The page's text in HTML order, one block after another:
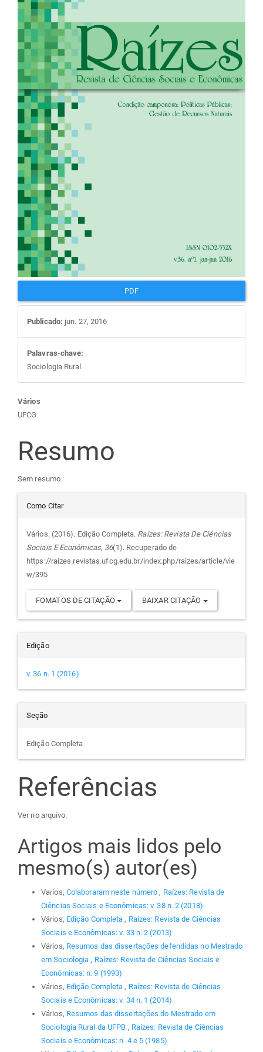
de
artigos
PDF
Publicado: jun. 27, 2016
Palavras-chave:
Sociologia Rural
Conteúdo
do
artigo
principal
Vários
UFCG
Resumo
Sem resumo.
Detalhes
do
artigo
Como Citar
Vários. (2016). Edição Completa. Raízes: Revista De Ciências
Sociais E Econômicas, 36(1). Recuperado de
https://raizes.revistas.ufcg.edu.br/index.php/raizes/article/vie
w/395
FOMATOS DE CITAÇÃO BAIXAR CITAÇÃO
Edição
v. 36 n. 1 (2016)
Seção
Edição Completa
Referências
Ver no arquivo.
Artigos mais lidos pelo
mesmo(s) autor(es)
Varios, Colaboraram neste número, Raízes: Revista de
Ciências Sociais e Econômicas: v. 38 n. 2 (2018)
Vários, Edição Completa, Raízes: Revista de Ciências
Sociais e Econômicas: v. 33 n. 2 (2013)
Vários, Resumos das dissertações defendidas no Mestrado
em Sociologia, Raízes: Revista de Ciências Sociais e
Econômicas: n. 9 (1993)
Vários, Edição Completa, Raízes: Revista de Ciências
Sociais e Econômicas: v. 34 n. 1 (2014)
Vários, Resumos das dissertações do Mestrado em
Sociologia Rural da UFPB , Raízes: Revista de Ciências
Sociais e Econômicas: n. 4 e 5 (1985)